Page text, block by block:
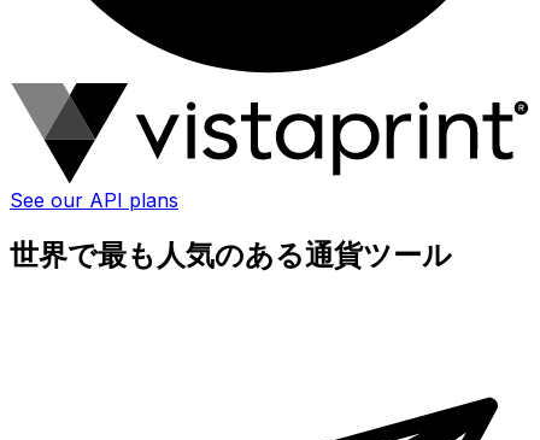
See our API plans
世界で最も人気のある通貨ツール